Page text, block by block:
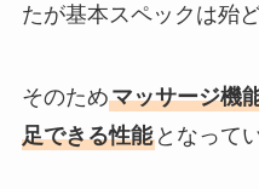
たが基本スペックは殆
そのためマッサージ機
足できる性能となって